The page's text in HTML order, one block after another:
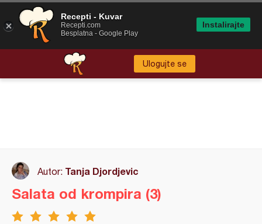
Ulogujte se
Autor: Tanja Djordjevic
Salata od krompira (3)
Recepti - Kuvar
Recepti.com
Besplatna - Google Play
Instalirajte